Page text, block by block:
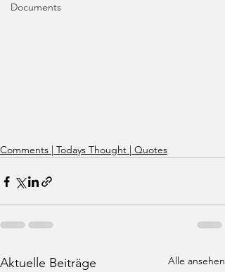
Documents
Comments | Todays Thought | Quotes
Aktuelle Beiträge Alle ansehen